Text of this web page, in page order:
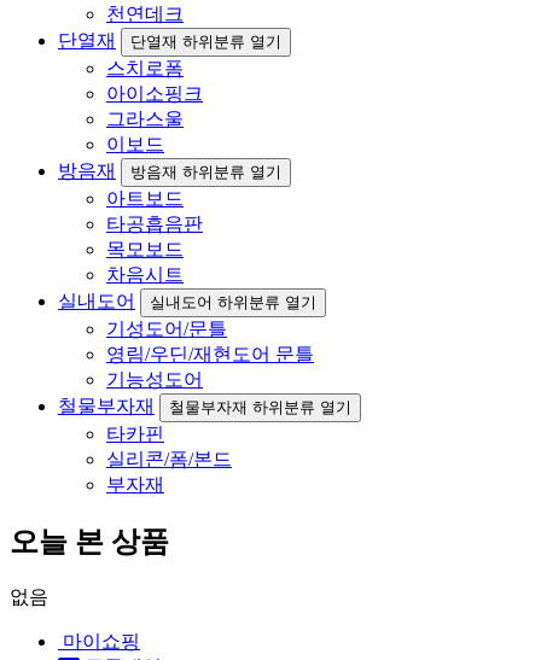
천연데크
단열재
단열재 하위분류 열기
스치로폼
아이소핑크
그라스울
이보드
방음재
방음재 하위분류 열기
아트보드
타공흡음판
목모보드
차음시트
실내도어
실내도어 하위분류 열기
기성도어/문틀
영림/우딘/재현도어 문틀
기능성도어
철물부자재
철물부자재 하위분류 열기
타카핀
실리콘/폼/본드
부자재
오늘 본 상품
없음
마이쇼핑